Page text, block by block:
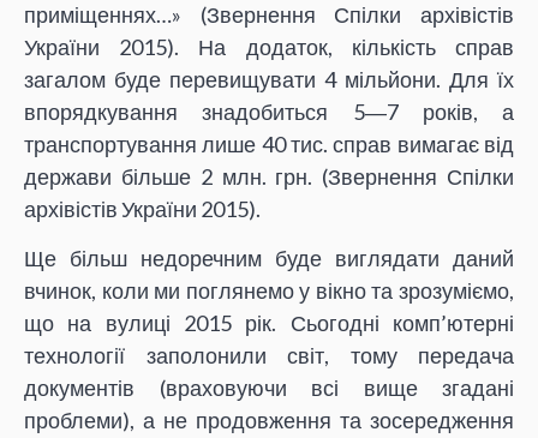
приміщеннях…» (Звернення Спілки архівістів
України 2015). На додаток, кількість справ
загалом буде перевищувати 4 мільйони. Для їх
впорядкування знадобиться 5―7 років, а
транспортування лише 40 тис. справ вимагає від
держави більше 2 млн. грн. (Звернення Спілки
архівістів України 2015).
Ще більш недоречним буде виглядати даний
вчинок, коли ми поглянемо у вікно та зрозуміємо,
що на вулиці 2015 рік. Сьогодні комп’ютерні
технології заполонили світ, тому передача
документів (враховуючи всі вище згадані
проблеми), а не продовження та зосередження